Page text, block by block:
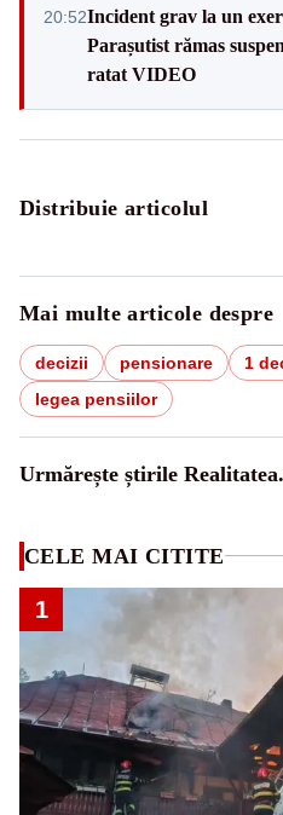
20:52Incident grav la un
Parașutist rămas
ratat VIDEO
Distribuie articolul
Mai multe articole despre
decizii pensionare 1
legea pensiilor
Urmărește știrile
CELE MAI CITITE
1